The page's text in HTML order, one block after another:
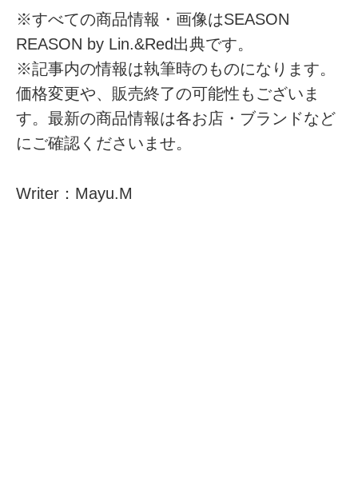
※すべての商品情報・画像はSEASON
REASON by Lin.&Red出典です。
※記事内の情報は執筆時のものになります。
価格変更や、販売終了の可能性もございま
す。最新の商品情報は各お店・ブランドなど
にご確認くださいませ。
Writer：Mayu.M